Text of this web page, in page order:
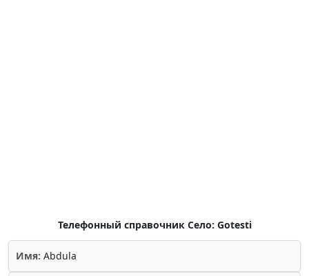
Телефонный справочник Село: Gotesti
Имя: Abdula